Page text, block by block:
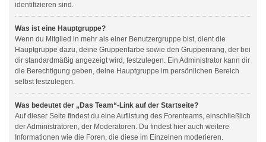
identifizieren sind.
Was ist eine Hauptgruppe?
Wenn du Mitglied in mehr als einer Benutzergruppe bist, dient die
Hauptgruppe dazu, deine Gruppenfarbe sowie den Gruppenrang, der bei
dir standardmäßig angezeigt wird, festzulegen. Ein Administrator kann dir
die Berechtigung geben, deine Hauptgruppe im persönlichen Bereich
selbst festzulegen.
Was bedeutet der „Das Team“-Link auf der Startseite?
Auf dieser Seite findest du eine Auflistung des Forenteams, einschließlich
der Administratoren, der Moderatoren. Du findest hier auch weitere
Informationen wie die Foren, die diese im Einzelnen moderieren.